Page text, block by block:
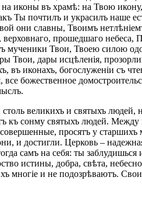
иконы въ храмѣ: на Твою
Ты почтилъ и украсилъ наше
они славны, Твоимъ
прошедшаго небеса,
мученики Твои, Твоею силою
Твои, дары исцѣленія,
въ иконахъ, богослуженіи съ
божественное
великихъ и святыхъ людей,
къ сонму святыхъ людей.
просятъ у старшихъ
и достигли. Церковь –
самъ на себя: ты
истины, добра, свѣта,
многіе и не подозрѣваютъ.